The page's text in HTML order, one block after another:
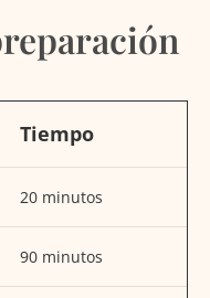
Tiempo
20 minutos
90 minutos